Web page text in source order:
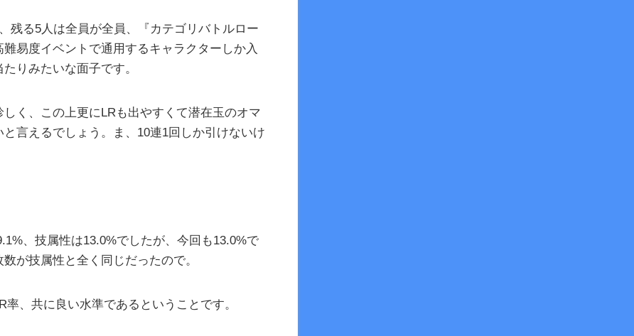
残る5人は全員が全員、『カテゴリバトルロー
易度イベントで通用するキャラクターしか入
りみたいな面子です。
く、この上更にLRも出やすくて潜在玉のオマ
言えるでしょう。ま、10連1回しか引けないけ
、技属性は13.0%でしたが、今回も13.0%で
が技属性と全く同じだったので。
、共に良い水準であるということです。